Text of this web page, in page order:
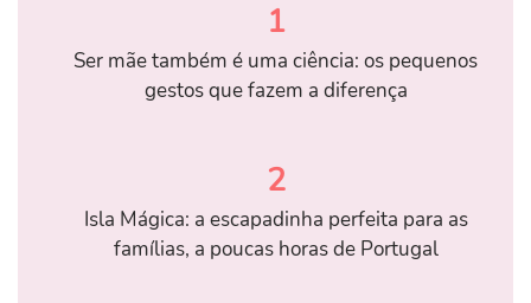
1
Ser mãe também é uma ciência: os pequenos
gestos que fazem a diferença
2
Isla Mágica: a escapadinha perfeita para as
famílias, a poucas horas de Portugal